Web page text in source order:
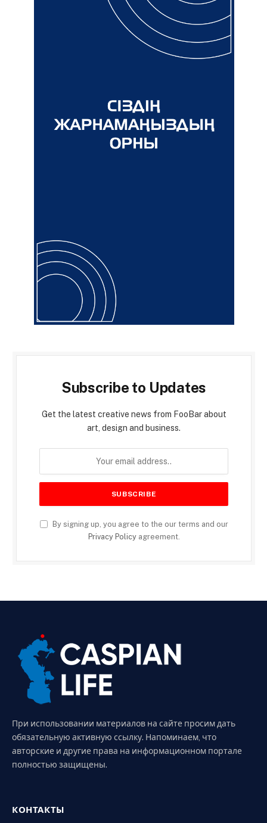
Subscribe to Updates
Get the latest creative news from FooBar about
art, design and business.
By signing up, you agree to the our terms and our
Privacy Policyagreement.
При использовании материалов на сайте просим дать
обязательную активную ссылку. Напоминаем, что
авторские и другие права на информационном портале
полностью защищены.
КОНТАКТЫ